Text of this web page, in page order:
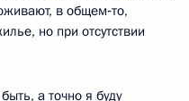
в общем‑то,
но при отсутствии
а точно я буду